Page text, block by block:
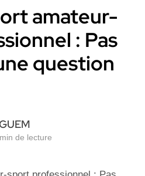
amateur-
: Pas
question
de lecture